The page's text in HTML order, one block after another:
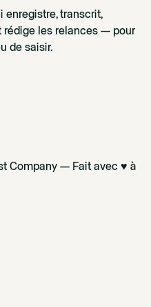
enregistre, transcrit,
rédige les relances — pour
de saisir.
Company — Fait avec ♥ à